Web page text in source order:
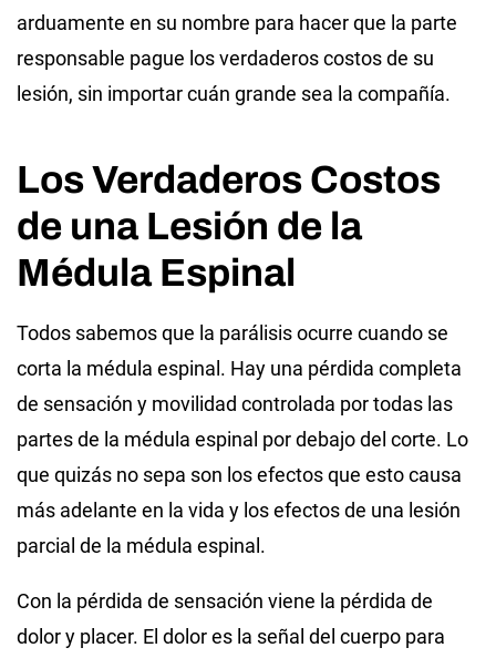
arduamente en su nombre para hacer que la parte
responsable pague los verdaderos costos de su
lesión, sin importar cuán grande sea la compañía.
Los Verdaderos Costos
de una Lesión de la
Médula Espinal
Todos sabemos que la parálisis ocurre cuando se
corta la médula espinal. Hay una pérdida completa
de sensación y movilidad controlada por todas las
partes de la médula espinal por debajo del corte. Lo
que quizás no sepa son los efectos que esto causa
más adelante en la vida y los efectos de una lesión
parcial de la médula espinal.
Con la pérdida de sensación viene la pérdida de
dolor y placer. El dolor es la señal del cuerpo para